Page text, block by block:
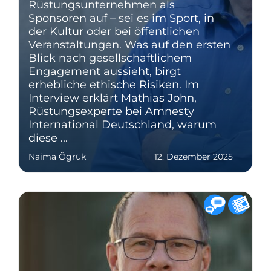
Rüstungsunternehmen als
Sponsoren auf – sei es im Sport, in
der Kultur oder bei öffentlichen
Veranstaltungen. Was auf den ersten
Blick nach gesellschaftlichem
Engagement aussieht, birgt
erhebliche ethische Risiken. Im
Interview erklärt Mathias John,
Rüstungsexperte bei Amnesty
International Deutschland, warum
diese ...
Naima Ögrük 12. Dezember 2025